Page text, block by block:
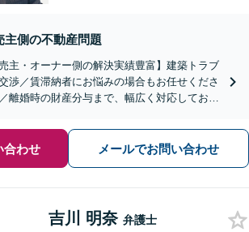
主側の不動産問題
主・オーナー側の解決実績豊富】建築トラブ
渉／賃滞納者にお悩みの場合もお任せくださ
離婚時の財産分与まで、幅広く対応しており
合わせ メールでお問い合わせ
吉川 明奈 弁護士